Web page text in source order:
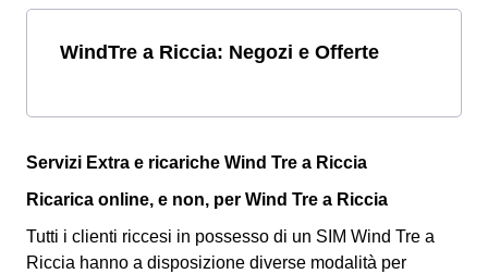
WindTre a Riccia: Negozi e Offerte
Servizi Extra e ricariche Wind Tre a Riccia
Ricarica online, e non, per Wind Tre a Riccia
Tutti i clienti riccesi in possesso di un SIM Wind Tre a
Riccia hanno a disposizione diverse modalità per